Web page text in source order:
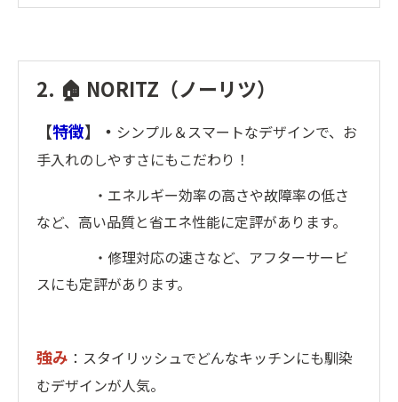
2. 🏠 NORITZ（ノーリツ）
【特徴】・ シンプル＆スマートなデザインで、お
手入れのしやすさにもこだわり！
・エネルギー効率の高さや故障率の低さ
など、高い品質と省エネ性能に定評があります。
・修理対応の速さなど、アフターサービ
スにも定評があります。
強み ：スタイリッシュでどんなキッチンにも馴染
むデザインが人気。